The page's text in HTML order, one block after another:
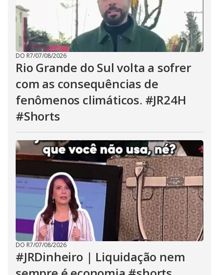
DO R7/07/08/2026
Rio Grande do Sul volta a sofrer
com as consequências de
fenômenos climáticos. #JR24H
#Shorts
DO R7/07/08/2026
#JRDinheiro | Liquidação nem